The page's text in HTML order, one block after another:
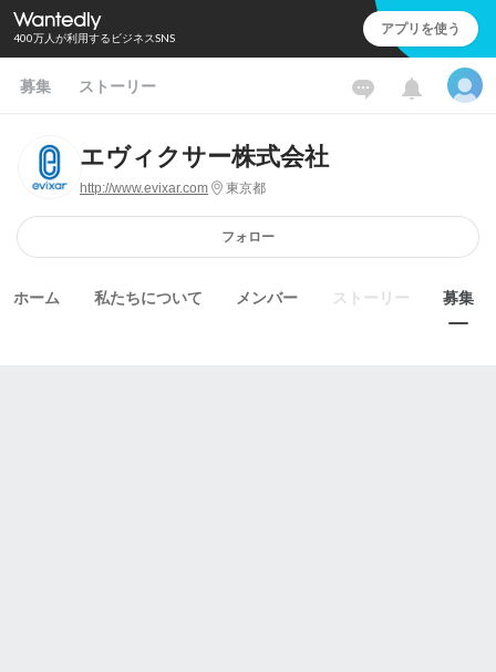
400万人が利用するビジネスSNS アプリを使う
募集 ストーリー
エヴィクサー株式会社
http://www.evixar.com 東京都
フォロー
ホーム 私たちについて メンバー ストーリー 募集